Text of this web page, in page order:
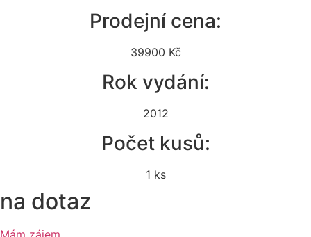
Prodejní cena:
39900 Kč
Rok vydání:
2012
Počet kusů:
1 ks
na dotaz